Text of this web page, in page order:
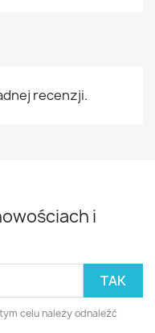
recenzji.
i
celu należy odnaleźć